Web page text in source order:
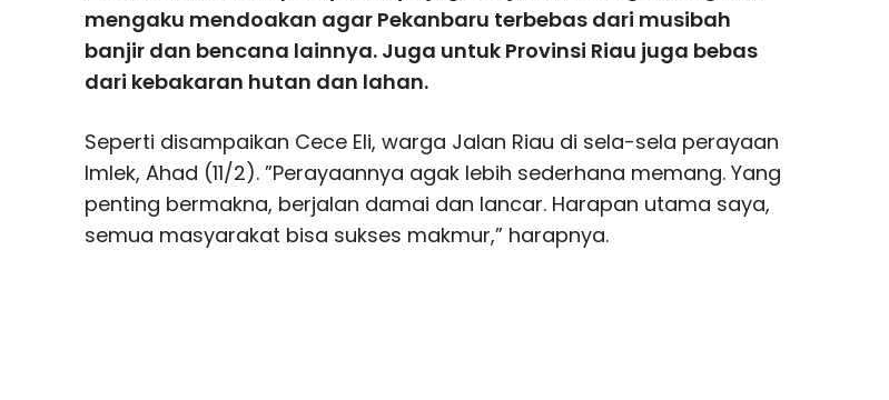
mengaku mendoakan agar Pekanbaru terbebas dari musibah
banjir dan bencana lainnya. Juga untuk Provinsi Riau juga bebas
dari kebakaran hutan dan lahan.
Seperti disampaikan Cece Eli, warga Jalan Riau di sela-sela perayaan
Imlek, Ahad (11/2). ”Perayaannya agak lebih sederhana memang. Yang
penting bermakna, berjalan damai dan lancar. Harapan utama saya,
semua masyarakat bisa sukses makmur,” harapnya.